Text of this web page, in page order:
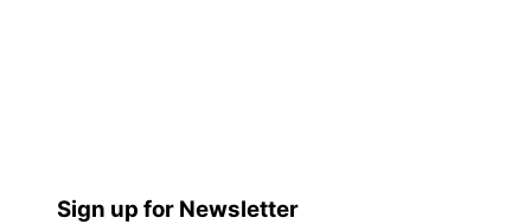
Sign up for Newsletter